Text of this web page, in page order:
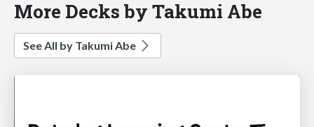
More Decks by Takumi Abe
See All by Takumi Abe